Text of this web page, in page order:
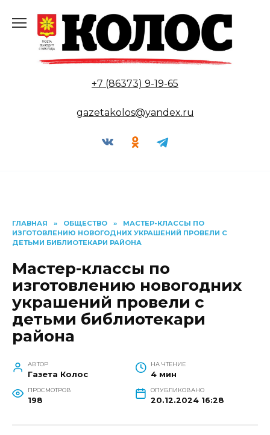
содержанию
+7 (86373) 9-19-65
gazetakolos@yandex.ru
ГЛАВНАЯ » ОБЩЕСТВО »
МАСТЕР-КЛАССЫ ПО
ИЗГОТОВЛЕНИЮ НОВОГОДНИХ УКРАШЕНИЙ ПРОВЕЛИ С
ДЕТЬМИ БИБЛИОТЕКАРИ РАЙОНА
Мастер-классы по
изготовлению новогодних
украшений провели с
детьми библиотекари
района
АВТОР
Газета Колос
НА ЧТЕНИЕ
4 мин
ПРОСМОТРОВ
198
ОПУБЛИКОВАНО
20.12.2024 16:28